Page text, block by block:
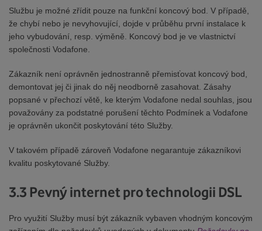
Službu je možné zřídit pouze na funkční koncový bod. V případě,
že chybí nebo je nevyhovující, dojde v průběhu první instalace k
jeho vybudování, resp. výměně. Koncový bod je ve vlastnictví
společnosti Vodafone.
Zákazník není oprávněn jednostranně přemisťovat koncový bod,
demontovat jej či jinak do něj neodborně zasahovat. Zásahy
popsané v přechozí větě, ke kterým Vodafone nedal souhlas, jsou
považovány za podstatné porušení těchto Podmínek a Vodafone
je oprávněn ukončit poskytování této Služby.
V takovém případě zároveň Vodafone negarantuje zákazníkovi
kvalitu poskytované Služby.
3.3 Pevný internet pro technologii DSL
Pro využití Služby musí být zákazník vybaven vhodným koncovým